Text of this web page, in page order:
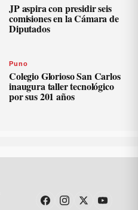
JP aspira con presidir seis
comisiones en la Cámara de
Diputados
Puno
Colegio Glorioso San Carlos
inaugura taller tecnológico
por sus 201 años